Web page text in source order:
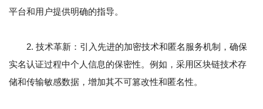
平台和用户提供明确的指导。
2. 技术革新：引入先进的加密技术和匿名服务机制，确保
实名认证过程中个人信息的保密性。例如，采用区块链技术存
储和传输敏感数据，增加其不可篡改性和匿名性。